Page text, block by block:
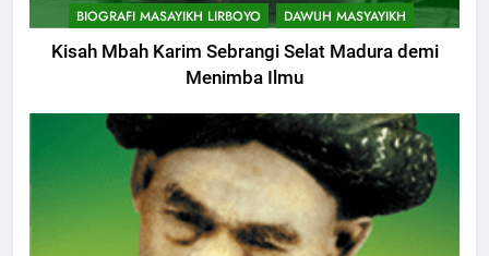
BIOGRAFI MASAYIKH LIRBOYO DAWUH MASYAYIKH
Kisah Mbah Karim Sebrangi Selat Madura demi
Menimba Ilmu